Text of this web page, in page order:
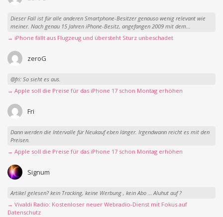
Dieser Fall ist für alle anderen Smartphone-Besitzer genauso wenig relevant wie
meiner. Nach genau 15 Jahren iPhone-Besitz, angefangen 2009 mit dem...
→ iPhone fällt aus Flugzeug und übersteht Sturz unbeschadet
zeroG
@fri: So sieht es aus.
→ Apple soll die Preise für das iPhone 17 schon Montag erhöhen
Fri
Dann werden die Intervalle für Neukauf eben länger. Irgendwann reicht es mit den
Preisen.
→ Apple soll die Preise für das iPhone 17 schon Montag erhöhen
Signum
Artikel gelesen? kein Tracking, keine Werbung , kein Abo … Aluhut auf ?
→ Vivaldi Radio: Kostenloser neuer Webradio-Dienst mit Fokus auf
Datenschutz